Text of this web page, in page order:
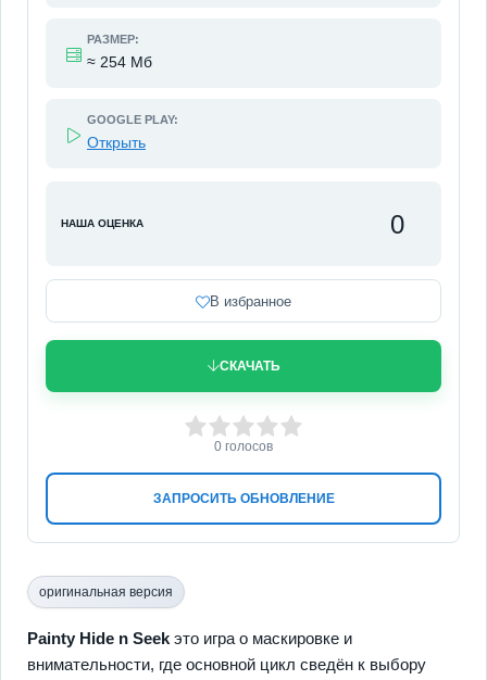
РАЗМЕР:
≈ 254 Мб
GOOGLE PLAY:
Открыть
НАША ОЦЕНКА 0
В избранное
СКАЧАТЬ
ЗАПРОСИТЬ ОБНОВЛЕНИЕ
3 4 5
0 голосов
оригинальная версия
Painty Hide n Seek это игра о маскировке и
внимательности, где основной цикл сведён к выбору